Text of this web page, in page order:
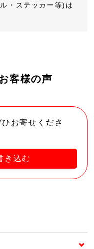
・ステッカー等)は
客様の声
お寄せくださ
き込む